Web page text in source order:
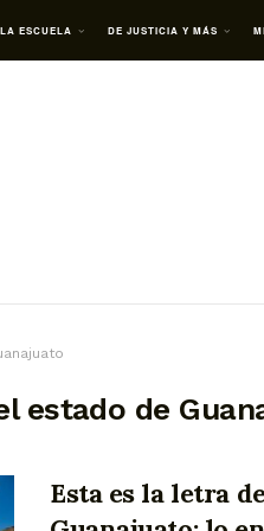
ESCUELA DE JUSTICIA Y MÁS
estado de
Esta es la letra